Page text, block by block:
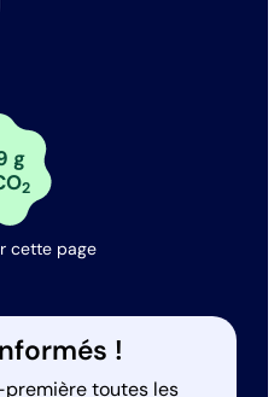
g
2
cette page
!
première toutes les